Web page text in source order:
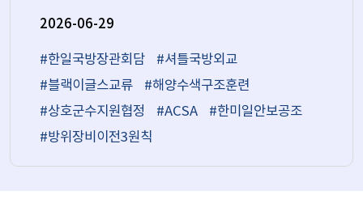
온도차 확인
2026-06-29
#한일국방장관회담
#셔틀국방외교
#블랙이글스교류
#해양수색구조훈련
#상호군수지원협정
#ACSA
#한미일안보공조
#방위장비이전3원칙